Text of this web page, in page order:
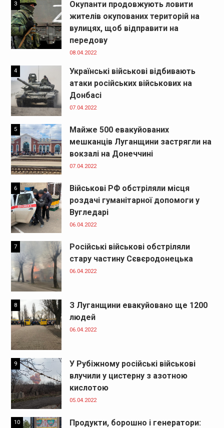
3
Окупанти продовжують ловити
жителів окупованих територій на
вулицях, щоб відправити на
передову
08.04.2022
4
Українські військові відбивають
атаки російських військових на
Донбасі
07.04.2022
5
Майже 500 евакуйованих
мешканців Луганщини застрягли на
вокзалі на Донеччині
07.04.2022
6
Військові РФ обстріляли місця
роздачі гуманітарної допомоги у
Вугледарі
06.04.2022
7
Російські військові обстріляли
стару частину Сєвєродонецька
06.04.2022
8
З Луганщини евакуйовано ще 1200
людей
06.04.2022
9
У Рубіжному російські військові
влучили у цистерну з азотною
кислотою
05.04.2022
10
Продукти, борошно і генератори: